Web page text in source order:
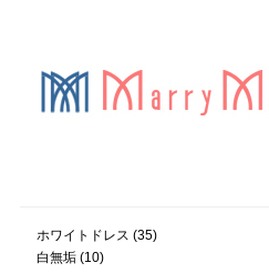
ホワイトドレス (35)
白無垢(10)